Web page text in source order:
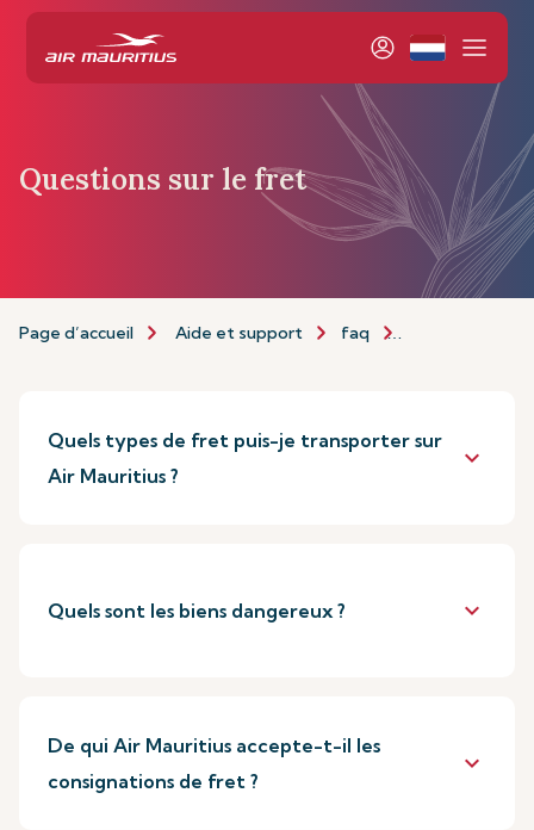
Questions sur le fret
Page d’accueil Aide et support faq
Quels types de fret puis-je transporter sur
Air Mauritius ?
keyboard_arrow_down
Quels sont les biens dangereux ? keyboard_arrow_down
De qui Air Mauritius accepte-t-il les
consignations de fret ?
keyboard_arrow_down